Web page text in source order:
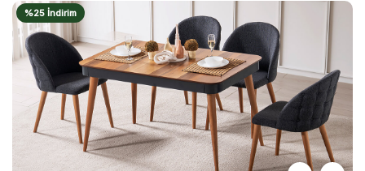
%25 İndirim